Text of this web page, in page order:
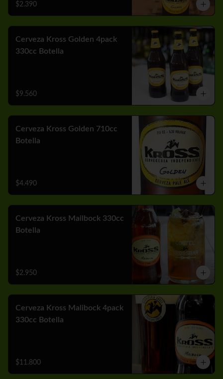
$2.390
Cerveza Kross Golden 4pack
330cc Botella
$9.560
Cerveza Kross Golden 710cc
Botella
$4.490
Cerveza Kross Mailbock 330cc
Botella
$2.950
Cerveza Kross Malibock 4pack
330cc Botella
$11.800